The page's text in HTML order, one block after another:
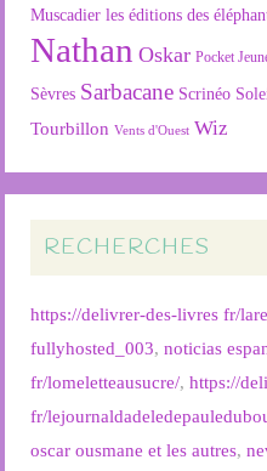
Muscadier les éditions des
Nathan Oskar Pocket
Sèvres Sarbacane Scrinéo
Tourbillon Vents d'Ouest Wiz
RECHERCHES
https://delivrer-des-livres fr/
fullyhosted_003,noticias
fr/lomeletteausucre/,https://
fr/
oscar ousmane et les autres,